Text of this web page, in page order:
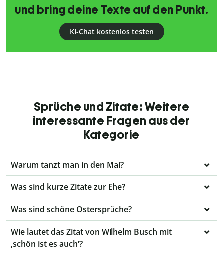
und bring deine Texte auf den Punkt.
KI-Chat kostenlos testen
Sprüche und Zitate: Weitere
interessante Fragen aus der
Kategorie
Warum tanzt man in den Mai?
Was sind kurze Zitate zur Ehe?
Was sind schöne Ostersprüche?
Wie lautet das Zitat von Wilhelm Busch mit
‚schön ist es auch‘?